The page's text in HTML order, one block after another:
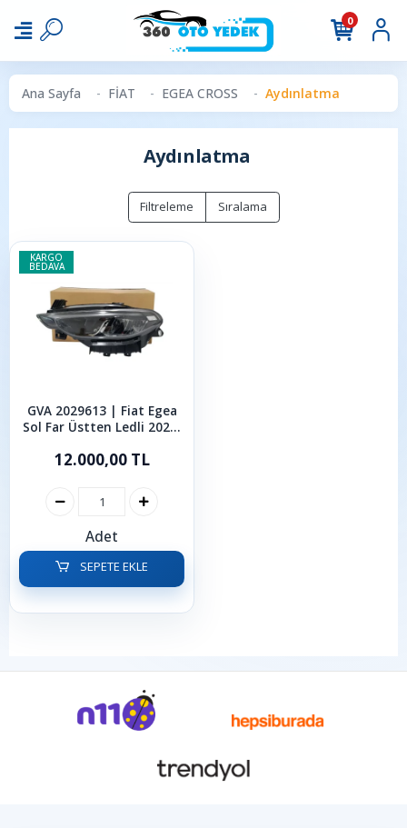
0
Ana Sayfa FİAT EGEA CROSS Aydınlatma
Aydınlatma
Filtreleme Sıralama
KARGO
BEDAVA
GVA 2029613 | Fiat Egea
Sol Far Üstten Ledli 2021-
12.000,00 TL
Adet
SEPETE EKLE